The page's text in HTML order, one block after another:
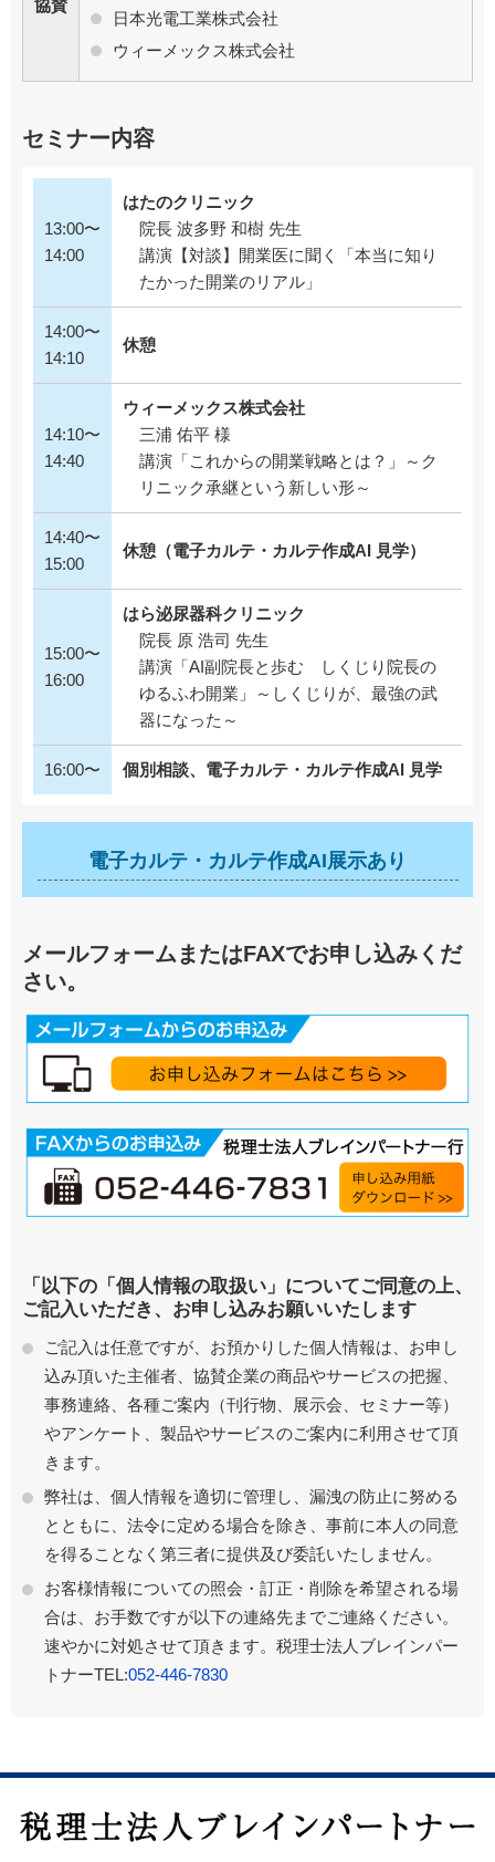
協賛
日本光電工業株式会社
ウィーメックス株式会社
セミナー内容
13:00〜
14:00
はたのクリニック
院長 波多野 和樹 先生
講演【対談】開業医に聞く「本当に知り
たかった開業のリアル」
14:00〜
14:10
休憩
14:10〜
14:40
ウィーメックス株式会社
三浦 佑平 様
講演「これからの開業戦略とは？」～ク
リニック承継という新しい形～
14:40〜
15:00
休憩（電子カルテ・カルテ作成AI 見学）
15:00〜
16:00
はら泌尿器科クリニック
院長 原 浩司 先生
講演「AI副院長と歩む しくじり院長の
ゆるふわ開業」～しくじりが、最強の武
器になった～
16:00〜 個別相談、電子カルテ・カルテ作成AI 見学
電子カルテ・カルテ作成AI展示あり
メールフォームまたはFAXでお申し込みくだ
さい。
「以下の「個人情報の取扱い」についてご同意の上、
ご記入いただき、お申し込みお願いいたします
ご記入は任意ですが、お預かりした個人情報は、お申し
込み頂いた主催者、協賛企業の商品やサービスの把握、
事務連絡、各種ご案内（刊行物、展示会、セミナー等）
やアンケート、製品やサービスのご案内に利用させて頂
きます。
弊社は、個人情報を適切に管理し、漏洩の防止に努める
とともに、法令に定める場合を除き、事前に本人の同意
を得ることなく第三者に提供及び委託いたしません。
お客様情報についての照会・訂正・削除を希望される場
合は、お手数ですが以下の連絡先までご連絡ください。
速やかに対処させて頂きます。税理士法人ブレインパー
トナーTEL:052-446-7830